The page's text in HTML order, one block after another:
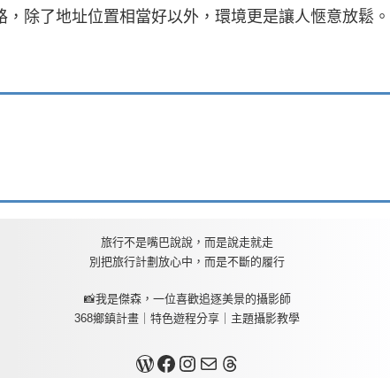
除了地址位置相當好以外，環境更是讓人愜意放鬆。
旅行不是嘴巴說說，而是說走就走
別把旅行計劃放心中，而是不斷的履行
📸我是傑森，一位喜歡追逐美景的攝影師
368鄉鎮計畫｜特色遊程分享｜主題攝影教學
關於我Facebook InstagramMail Threads